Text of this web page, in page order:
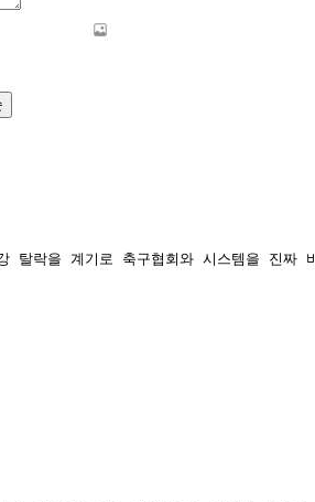
탈락을 계기로 축구협회와 시스템을 진